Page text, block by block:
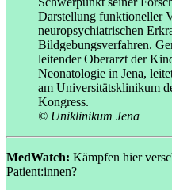
Darstellung funktioneller
neuropsychiatrischen
Bildgebungsverfahren.
leitender Oberarzt der
Neonatologie in Jena,
am Universitätsklinikum
Kongress.
© Uniklinikum Jena
MedWatch: Kämpfen hier
Patient:innen?